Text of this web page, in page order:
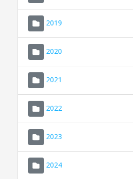
2019
2020
2021
2022
2023
2024